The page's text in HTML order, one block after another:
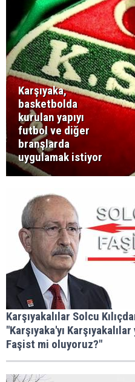
Karşıyaka,
basketbolda
kurulan yapıyı
futbol ve diğer
branşlarda
uygulamak istiyor
Karşıyakalılar Solcu
"Karşıyaka'yı
Faşist mi oluyoruz?"